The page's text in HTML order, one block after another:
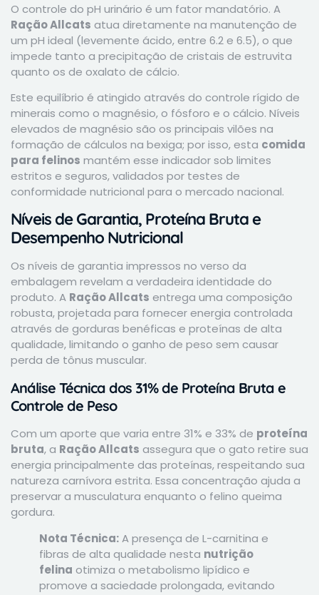
O controle do pH urinário é um fator mandatório. A
Ração Allcats atua diretamente na manutenção de
um pH ideal (levemente ácido, entre 6.2 e 6.5), o que
impede tanto a precipitação de cristais de estruvita
quanto os de oxalato de cálcio.
Este equilíbrio é atingido através do controle rígido de
minerais como o magnésio, o fósforo e o cálcio. Níveis
elevados de magnésio são os principais vilões na
formação de cálculos na bexiga; por isso, esta comida
para felinos mantém esse indicador sob limites
estritos e seguros, validados por testes de
conformidade nutricional para o mercado nacional.
Níveis de Garantia, Proteína Bruta e
Desempenho Nutricional
Os níveis de garantia impressos no verso da
embalagem revelam a verdadeira identidade do
produto. A Ração Allcats entrega uma composição
robusta, projetada para fornecer energia controlada
através de gorduras benéficas e proteínas de alta
qualidade, limitando o ganho de peso sem causar
perda de tônus muscular.
Análise Técnica dos 31% de Proteína Bruta e
Controle de Peso
Com um aporte que varia entre 31% e 33% de proteína
bruta, a Ração Allcats assegura que o gato retire sua
energia principalmente das proteínas, respeitando sua
natureza carnívora estrita. Essa concentração ajuda a
preservar a musculatura enquanto o felino queima
gordura.
Nota Técnica:A presença de L-carnitina e
fibras de alta qualidade nesta nutrição
felina otimiza o metabolismo lipídico e
promove a saciedade prolongada, evitando